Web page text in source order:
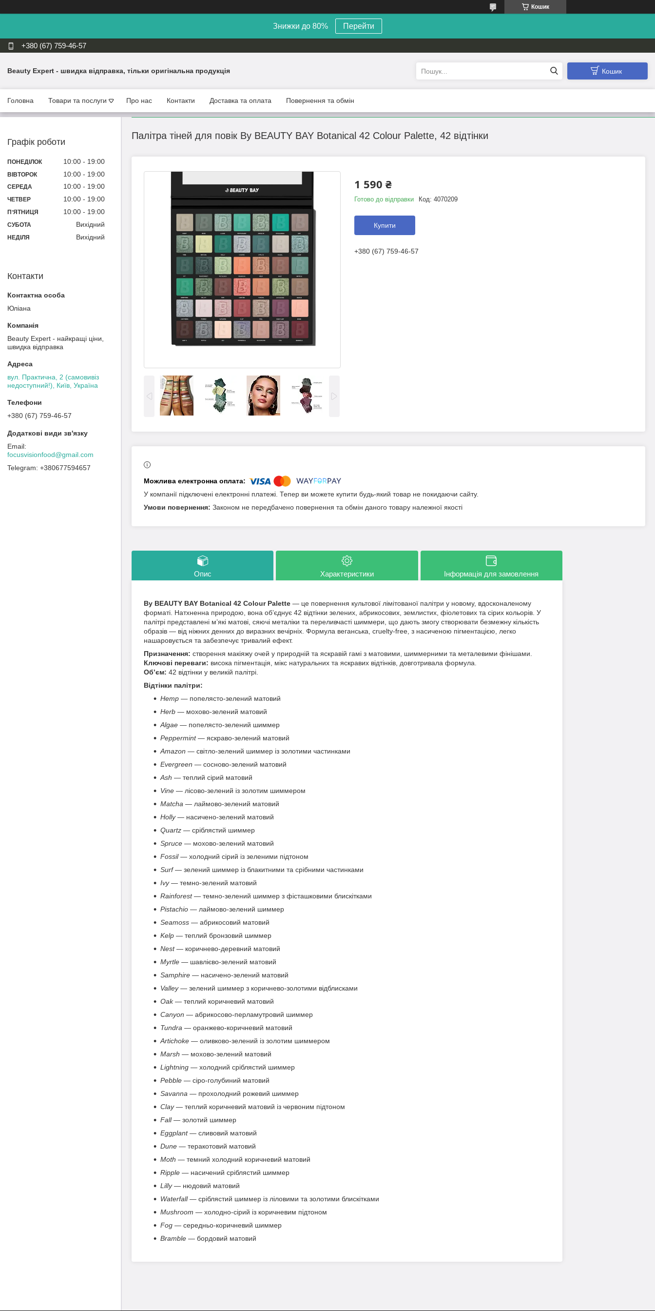
Кошик
Знижки до 80% Перейти
+380 (67) 759-46-57
Beauty Expert - швидка відправка, тільки оригінальна продукція Кошик
Головна Товари та послуги Про нас Контакти Доставка та оплата Повернення та обмін
Палітра тіней для повік By BEAUTY BAY Botanical 42 Colour Palette, 42 відтінки
1 590 ₴
Готово до відправки Код: 4070209
Купити
+380 (67) 759-46-57
У компанії підключені електронні платежі. Тепер ви можете купити будь-який товар не покидаючи сайту.
Законом не передбачено повернення та обмін даного товару належної якості
Опис Характеристики Інформація для замовлення
By BEAUTY BAY Botanical 42 Colour Palette — це повернення культової лімітованої палітри у новому, вдосконаленому
форматі. Натхненна природою, вона об’єднує 42 відтінки зелених, абрикосових, землистих, фіолетових та сірих кольорів. У
палітрі представлені м’які матові, сяючі металіки та переливчасті шиммери, що дають змогу створювати безмежну кількість
образів — від ніжних денних до виразних вечірніх. Формула веганська, cruelty-free, з насиченою пігментацією, легко
нашаровується та забезпечує тривалий ефект.
Призначення: створення макіяжу очей у природній та яскравій гамі з матовими, шиммерними та металевими фінішами.
Ключові переваги: висока пігментація, мікс натуральних та яскравих відтінків, довготривала формула.
Об’єм: 42 відтінки у великій палітрі.
Відтінки палітри:
Hemp — попелясто-зелений матовий
Herb — мохово-зелений матовий
Algae — попелясто-зелений шиммер
Peppermint— яскраво-зелений матовий
Amazon — світло-зелений шиммер із золотими частинками
Evergreen — сосново-зелений матовий
Ash — теплий сірий матовий
Vine — лісово-зелений із золотим шиммером
Matcha — лаймово-зелений матовий
Holly— насичено-зелений матовий
Quartz — сріблястий шиммер
Spruce — мохово-зелений матовий
Fossil— холодний сірий із зеленими підтоном
Surf— зелений шиммер із блакитними та срібними частинками
Ivy— темно-зелений матовий
Rainforest— темно-зелений шиммер з фісташковими блискітками
Pistachio — лаймово-зелений шиммер
Seamoss — абрикосовий матовий
Kelp — теплий бронзовий шиммер
Nest— коричнево-деревний матовий
Myrtle — шавлієво-зелений матовий
Samphire — насичено-зелений матовий
Valley— зелений шиммер з коричнево-золотими відблисками
Oak— теплий коричневий матовий
Canyon — абрикосово-перламутровий шиммер
Tundra — оранжево-коричневий матовий
Artichoke — оливково-зелений із золотим шиммером
Marsh — мохово-зелений матовий
Lightning — холодний сріблястий шиммер
Pebble — сіро-голубиний матовий
Savanna — прохолодний рожевий шиммер
Clay— теплий коричневий матовий із червоним підтоном
Fall— золотий шиммер
Eggplant— сливовий матовий
Dune — теракотовий матовий
Moth — темний холодний коричневий матовий
Ripple — насичений сріблястий шиммер
Lilly— нюдовий матовий
Waterfall— сріблястий шиммер із ліловими та золотими блискітками
Mushroom — холодно-сірий із коричневим підтоном
Fog — середньо-коричневий шиммер
Bramble — бордовий матовий
Графік роботи
ПОНЕДІЛОК 10:00 19:00
ВІВТОРОК 10:00 19:00
СЕРЕДА 10:00 19:00
ЧЕТВЕР 10:00 19:00
ПʼЯТНИЦЯ 10:00 19:00
СУБОТА Вихідний
НЕДІЛЯ Вихідний
Контакти
Юліана
Beauty Expert - найкращі ціни,
швидка відправка
вул. Практична, 2 (самовивіз
недоступний!), Київ, Україна
+380 (67) 759-46-57
focusvisionfood@gmail.com
+380677594657